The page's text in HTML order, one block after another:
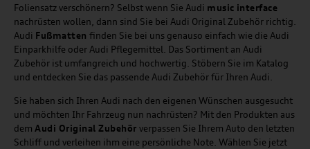
Foliensatz verschönern? Selbst wenn Sie Audi music interface
nachrüsten wollen, dann sind Sie bei Audi Original Zubehör richtig.
Audi Fußmatten finden Sie bei uns genauso einfach wie die Audi
Einparkhilfe oder Audi Pflegemittel. Das Sortiment an Audi
Zubehör ist umfangreich und hochwertig. Stöbern Sie im Katalog
und entdecken Sie das passende Audi Zubehör für Ihren Audi.
Sie haben sich Ihren Audi nach den eigenen Wünschen ausgesucht
und möchten Ihr Fahrzeug nun nachrüsten? Mit den Produkten aus
dem Audi Original Zubehör verpassen Sie Ihrem Auto den letzten
Schliff und verleihen ihm eine persönliche Note. Wählen Sie jetzt